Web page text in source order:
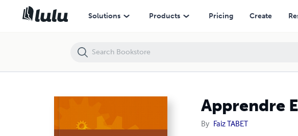
Solutions Products Pricing Create
Apprendre
By Faiz TABET
Apprendre Excel 2010 en un rien de temps